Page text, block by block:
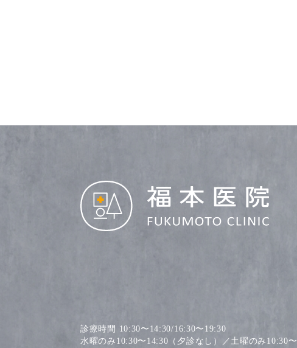
診療時間 10:30〜14:30/16:30〜19:30
水曜のみ10:30〜14:30（夕診なし）／土曜のみ10:30